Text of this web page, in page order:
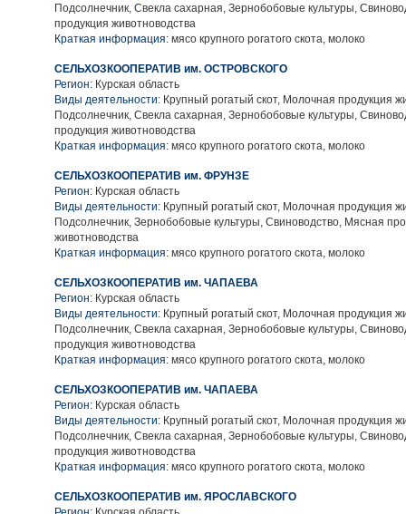
Подсолнечник, Свекла сахарная, Зернобобовые культуры,
продукция животноводства
Краткая информация: мясо крупного рогатого скота, молоко
СЕЛЬХОЗКООПЕРАТИВ им. ОСТРОВСКОГО
Регион: Курская область
Виды деятельности: Крупный рогатый скот, Молочная продукция
Подсолнечник, Свекла сахарная, Зернобобовые культуры,
продукция животноводства
Краткая информация: мясо крупного рогатого скота, молоко
СЕЛЬХОЗКООПЕРАТИВ им. ФРУНЗЕ
Регион: Курская область
Виды деятельности: Крупный рогатый скот, Молочная продукция
Подсолнечник, Зернобобовые культуры, Свиноводство, Мясная
животноводства
Краткая информация: мясо крупного рогатого скота, молоко
СЕЛЬХОЗКООПЕРАТИВ им. ЧАПАЕВА
Регион: Курская область
Виды деятельности: Крупный рогатый скот, Молочная продукция
Подсолнечник, Свекла сахарная, Зернобобовые культуры,
продукция животноводства
Краткая информация: мясо крупного рогатого скота, молоко
СЕЛЬХОЗКООПЕРАТИВ им. ЧАПАЕВА
Регион: Курская область
Виды деятельности: Крупный рогатый скот, Молочная продукция
Подсолнечник, Свекла сахарная, Зернобобовые культуры,
продукция животноводства
Краткая информация: мясо крупного рогатого скота, молоко
СЕЛЬХОЗКООПЕРАТИВ им. ЯРОСЛАВСКОГО